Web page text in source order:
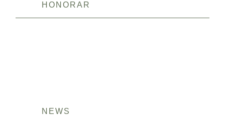
HONORAR
NEWS